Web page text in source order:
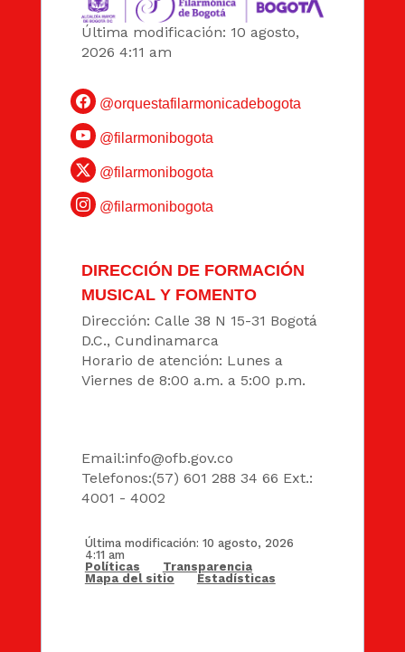
Última modificación: 10 agosto,
2026 4:11 am
@orquestafilarmonicadebogota
@filarmonibogota
@filarmonibogota
@filarmonibogota
DIRECCIÓN DE FORMACIÓN
MUSICAL Y FOMENTO
Dirección: Calle 38 N 15-31 Bogotá
D.C., Cundinamarca
Horario de atención: Lunes a
Viernes de 8:00 a.m. a 5:00 p.m.
Email:info@ofb.gov.co
Telefonos:(57) 601 288 34 66 Ext.:
4001 - 4002
Última modificación: 10 agosto, 2026
4:11 am
Políticas
Transparencia
Mapa del sitio
Estadísticas